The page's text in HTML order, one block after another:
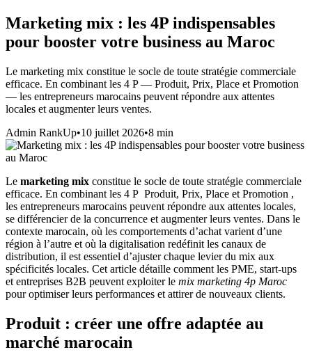
Marketing mix : les 4P indispensables
pour booster votre business au Maroc
Le marketing mix constitue le socle de toute stratégie commerciale
efficace. En combinant les 4 P — Produit, Prix, Place et Promotion
— les entrepreneurs marocains peuvent répondre aux attentes
locales et augmenter leurs ventes.
Admin RankUp•10 juillet 2026•8 min
Le marketing mix constitue le socle de toute stratégie commerciale
efficace. En combinant les 4 P Produit, Prix, Place et Promotion ,
les entrepreneurs marocains peuvent répondre aux attentes locales,
se différencier de la concurrence et augmenter leurs ventes. Dans le
contexte marocain, où les comportements d’achat varient d’une
région à l’autre et où la digitalisation redéfinit les canaux de
distribution, il est essentiel d’ajuster chaque levier du mix aux
spécificités locales. Cet article détaille comment les PME, start‑ups
et entreprises B2B peuvent exploiter le mix marketing 4p Maroc
pour optimiser leurs performances et attirer de nouveaux clients.
Produit : créer une offre adaptée au
marché marocain